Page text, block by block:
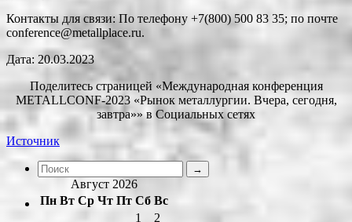
Контакты для связи: По телефону +7(800) 500 83 35; по почте
conference@metallplace.ru.
Дата: 20.03.2023
Поделитесь страницей «Международная конференция
METALLCONF-2023 «Рынок металлургии. Вчера, сегодня,
завтра»» в Социальных сетях
Источник
Август 2026
Пн Вт Ср Чт Пт Сб Вс
1
2